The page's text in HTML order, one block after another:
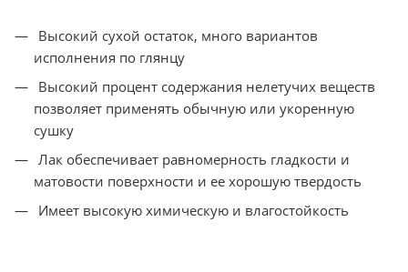
Высокий сухой остаток, много вариантов
исполнения по глянцу
Высокий процент содержания нелетучих веществ
позволяет применять обычную или укоренную
сушку
Лак обеспечивает равномерность гладкости и
матовости поверхности и ее хорошую твердость
Имеет высокую химическую и влагостойкость